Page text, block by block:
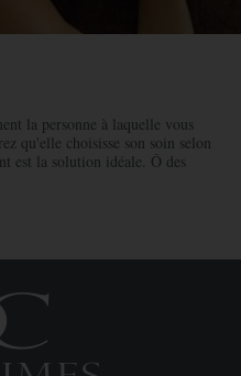
la personne à laquelle vous
qu'elle choisisse son soin selon
est la solution idéale. Ô des